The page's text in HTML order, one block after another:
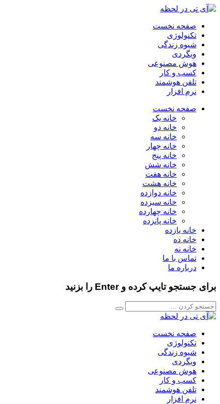
صفحه نخست
تکنولوژی
شیوه زندگی
وبگردی
هوش مصنوعی
کسب و کار
تلفن هوشمند
نرم افزار
صفحه نخست
خانه یک
خانه دو
خانه سه
خانه چهار
خانه پنج
خانه شش
خانه هفت
خانه هشت
خانه دوازده
خانه سیزده
خانه چهارده
خانه پانزده
خانه یازده
خانه ده
خانه نه
تماس با ما
درباره ما
برای جستجو تایپ کرده و Enter را بزنید
صفحه نخست
تکنولوژی
شیوه زندگی
وبگردی
هوش مصنوعی
کسب و کار
تلفن هوشمند
نرم افزار